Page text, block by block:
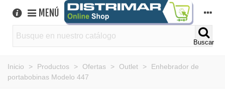
MENÚ
Buscar
Inicio > Productos > Ofertas > Outlet >
Enhebrador de
portabobinas Modelo 447